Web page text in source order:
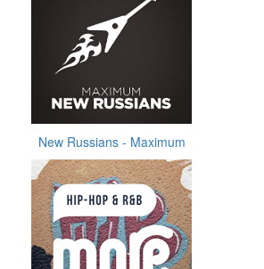
New Russians - Maximum